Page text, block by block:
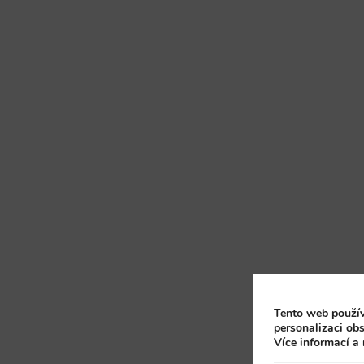
Tento web
personalizaci
Více informací a